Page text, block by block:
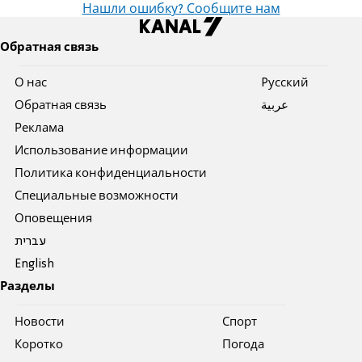
Нашли ошибку? Сообщите нам
Обратная связь
О нас
Обратная связь
Реклама
Использование информации
Политика конфиденциальности
Специальные возможности
Оповещения
עברית
English
Pусский
عربية
Разделы
Новости
Коротко
Спорт
Погода